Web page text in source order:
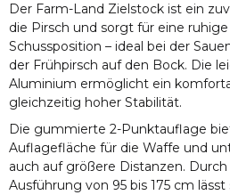
Der Farm-Land Zielstock ist ein
die Pirsch und sorgt für eine
Schussposition – ideal bei der
der Frühpirsch auf den Bock. Die
Aluminium ermöglicht ein
gleichzeitig hoher Stabilität.
Die gummierte 2-Punktauflage
Auflagefläche für die Waffe und
auch auf größere Distanzen.
Ausführung von 95 bis 175 cm